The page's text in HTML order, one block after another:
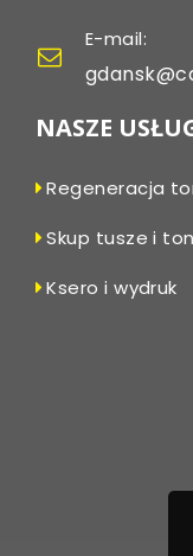
E-mail:
NASZE
Regeneracja
Skup tusze i
Ksero i wydruk